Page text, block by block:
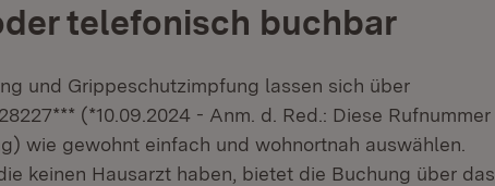
telefonisch buchbar
und Grippeschutzimpfung lassen sich über
(*10.09.2024 - Anm. d. Red.: Diese Rufnummer
wie gewohnt einfach und wohnortnah auswählen.
keinen Hausarzt haben, bietet die Buchung über das